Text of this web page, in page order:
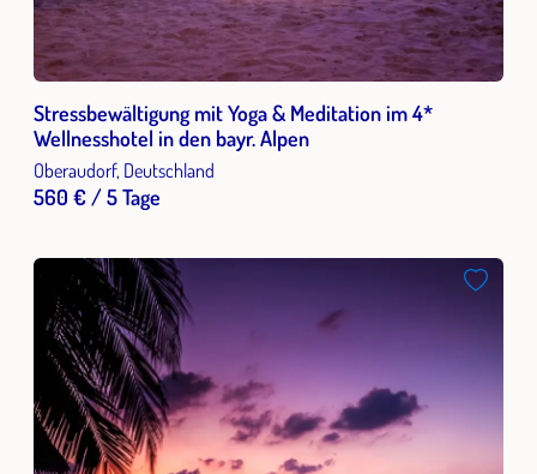
Stressbewältigung mit Yoga & Meditation im 4*
Wellnesshotel in den bayr. Alpen
Oberaudorf, Deutschland
560 € / 5 Tage